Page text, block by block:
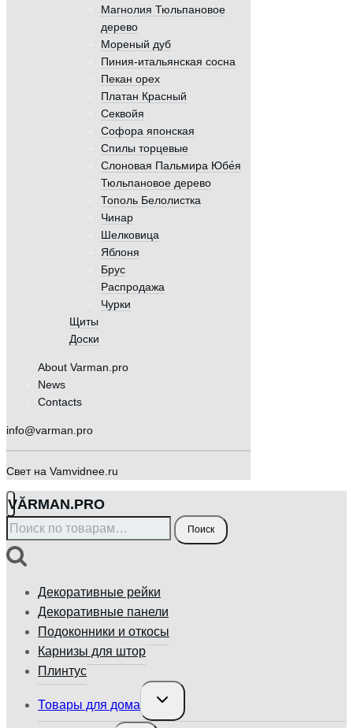
Магнолия Тюльпановое
дерево
Мореный дуб
Пиния-итальянская сосна
Пекан орех
Платан Красный
Секвойя
Софора японская
Спилы торцевые
Слоновая Пальмира Юбе́я
Тюльпановое дерево
Тополь Белолистка
Чинар
Шелковица
Яблоня
Брус
Распродажа
Чурки
Щиты
Доски
About Varman.pro
News
Contacts
info@varman.pro
Свет на Vamvidnee.ru
VӐRMAN.PRO
Искать: Поиск
Декоративные рейки
Декоративные панели
Подоконники и откосы
Карнизы для штор
Плинтус
Товары для дома
Переключить
дочернее